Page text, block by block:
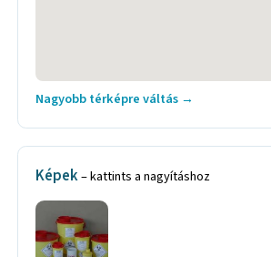
Nagyobb térképre váltás →
Képek– kattints a nagyításhoz